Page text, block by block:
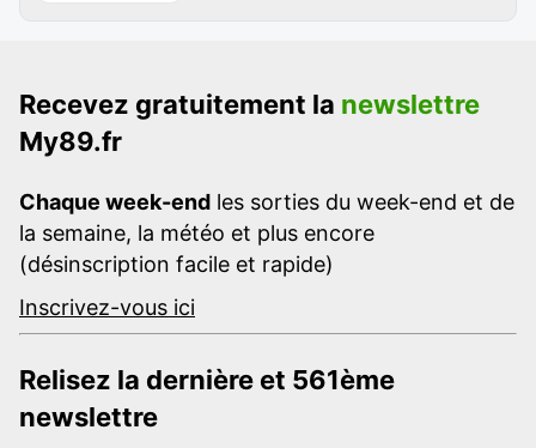
Recevez gratuitement la newslettre
My89.fr
Chaque week-end les sorties du week-end et de
la semaine, la météo et plus encore
(désinscription facile et rapide)
Inscrivez-vous ici
Relisez la dernière et 561ème
newslettre